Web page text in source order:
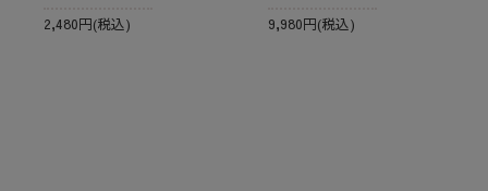
2,480円(税込) 9,980円(税込)